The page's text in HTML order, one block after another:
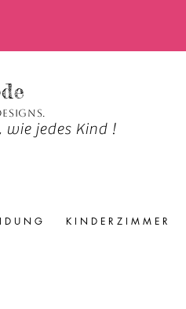
wie jedes Kind !
D U N G K I N D E R Z I M M E R